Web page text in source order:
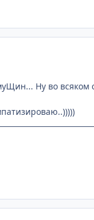
Ну во всяком